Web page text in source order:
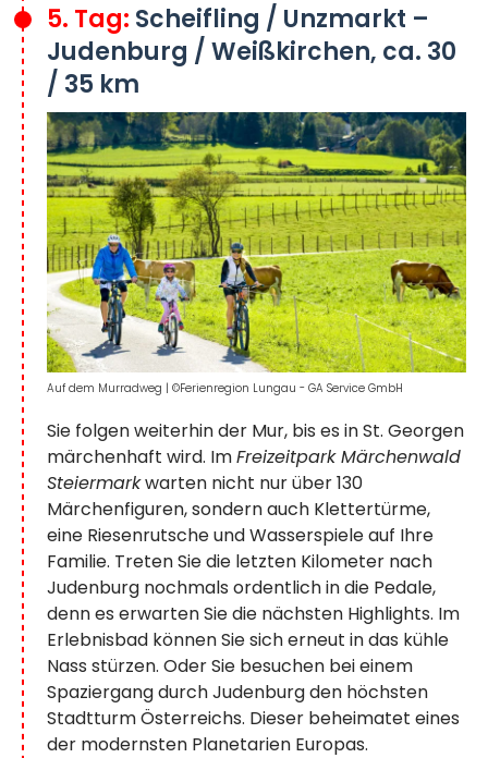
5. Tag: Scheifling / Unzmarkt –
Judenburg / Weißkirchen, ca. 30
/ 35 km
Sie folgen weiterhin der Mur, bis es in St. Georgen
märchenhaft wird. ImFreizeitpark Märchenwald
Steiermarkwarten nicht nur über 130
Märchenfiguren, sondern auch Klettertürme,
eine Riesenrutsche und Wasserspiele auf Ihre
Familie. Treten Sie die letzten Kilometer nach
Judenburg nochmals ordentlich in die Pedale,
denn es erwarten Sie die nächsten Highlights. Im
Erlebnisbad können Sie sich erneut in das kühle
Nass stürzen. Oder Sie besuchen bei einem
Spaziergang durch Judenburg den höchsten
Stadtturm Österreichs. Dieser beheimatet eines
der modernsten Planetarien Europas.
Auf dem Murradweg | ©Ferienregion Lungau - GA Service GmbH